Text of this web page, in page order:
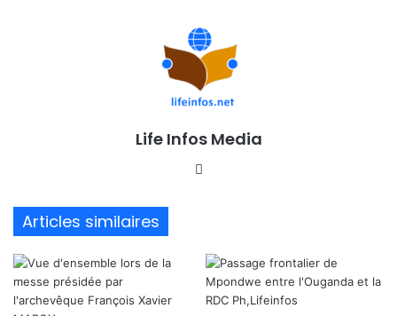
Life Infos Media
Articles similaires